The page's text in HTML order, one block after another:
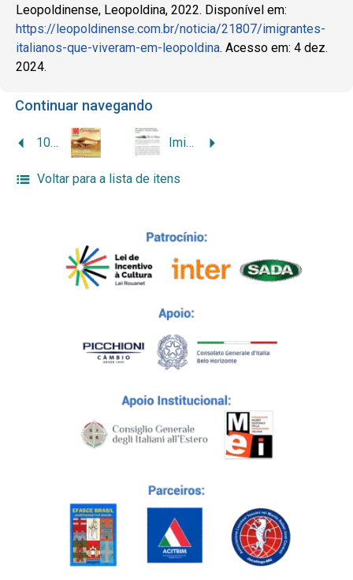
Leopoldinense, Leopoldina, 2022. Disponível em:
https://leopoldinense.com.br/noticia/21807/imigrantes-
italianos-que-viveram-em-leopoldina. Acesso em: 4 dez.
2024.
Continuar navegando
100 anos Colônia da Constança 1910-2010: 130 anos da imigração italiana em Leopoldina Imigrantes italianos em Leopoldina: trabalho, religião e lazer
Voltar para a lista de itens